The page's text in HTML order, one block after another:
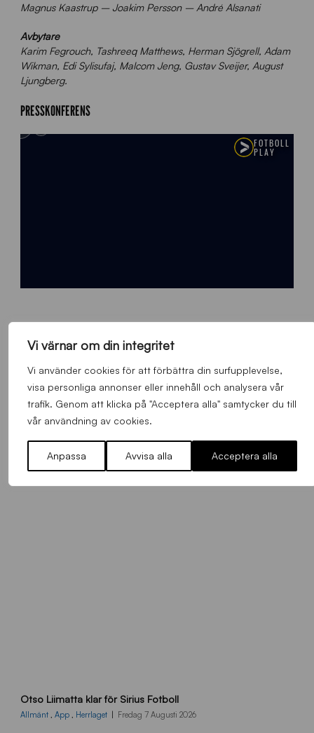
Vi värnar om din integritet
Vi använder cookies för att förbättra din surfupplevelse,
visa personliga annonser eller innehåll och analysera vår
trafik. Genom att klicka på "Acceptera alla" samtycker du till
vår användning av cookies.
Anpassa Avvisa alla Acceptera alla
Magnus Kaastrup – Joakim Persson – André Alsanati
Avbytare
Karim Fegrouch, Tashreeq Matthews, Herman Sjögrell, Adam
Wikman, Edi Sylisufaj, Malcom Jeng, Gustav Sveijer, August
Ljungberg.
PRESSKONFERENS
FLER NYHETER
Alla nyheter
L
_
Otso Liimatta klar för Sirius Fotboll
Allmänt , App , Herrlaget Fredag 7 Augusti 2026